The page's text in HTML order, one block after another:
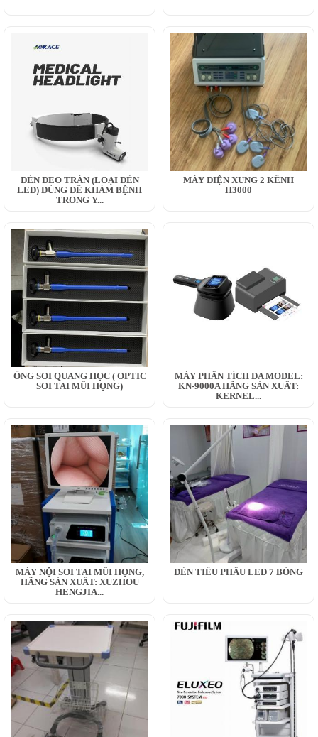
ĐÈN ĐEO TRÁN (LOẠI ĐÈN
LED) DÙNG ĐỂ KHÁM BỆNH
TRONG Y...
MÁY ĐIỆN XUNG 2 KÊNH
H3000
ỐNG SOI QUANG HỌC ( OPTIC
SOI TAI MŨI HỌNG)
MÁY PHÂN TÍCH DA MODEL:
KN-9000A HÃNG SẢN XUẤT:
KERNEL...
MÁY NỘI SOI TAI MŨI HỌNG,
HÃNG SẢN XUẤT: XUZHOU
HENGJIA...
ĐÈN TIỂU PHẪU LED 7 BÓNG